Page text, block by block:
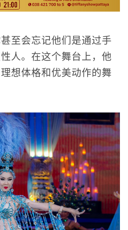
至会忘记他们是通过手
人。在这个舞台上，他
想体格和优美动作的舞